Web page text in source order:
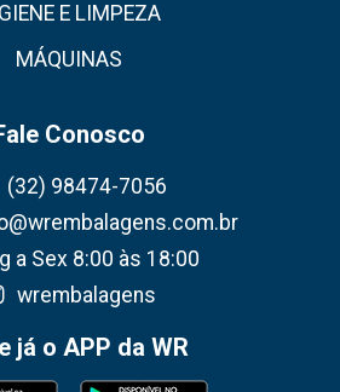
E LIMPEZA
MÁQUINAS
Conosco
(32) 98474-7056
a Sex 8:00 às 18:00
wrembalagens
já o APP da WR